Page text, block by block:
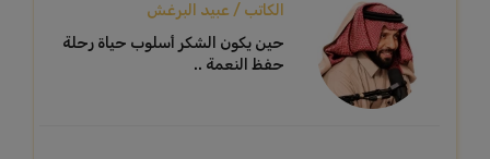
الكاتب / عبيد البرغش
حين يكون الشكر أسلوب حياة رحلة
حفظ النعمة ..